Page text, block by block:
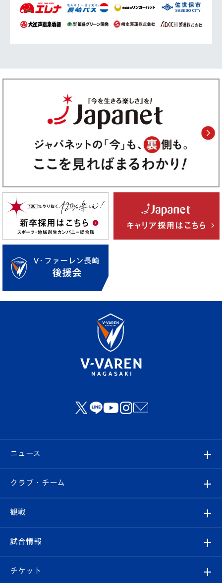
ニュース
すべて
クラブ
試合情報
クラブ・チーム
クラブ概要
観戦
観戦ルール
試合情報
試合日程/結果
チケット